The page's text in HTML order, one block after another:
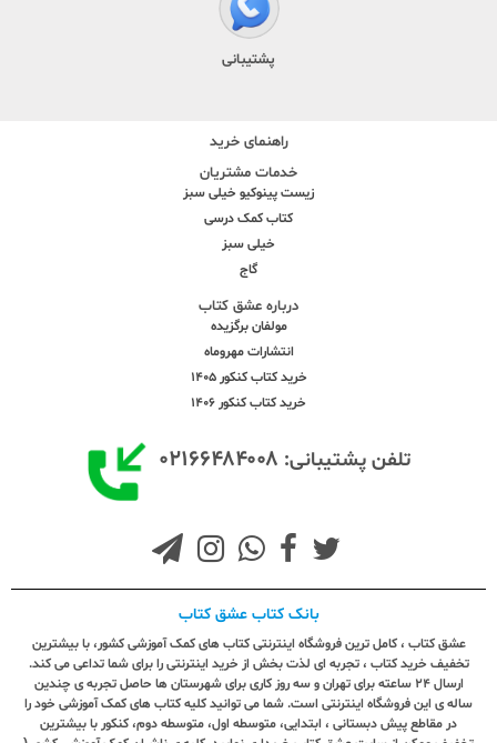
پشتیبانی
راهنمای خرید
خدمات مشتریان
زیست پینوکیو خیلی سبز
کتاب کمک درسی
خیلی سبز
گاج
درباره عشق کتاب
مولفان برگزیده
انتشارات مهروماه
خرید کتاب کنکور 1405
خرید کتاب کنکور 1406
تلفن پشتیبانی: ۰۲۱۶۶۴۸۴۰۰۸
بانک کتاب عشق کتاب
عشق کتاب ، کامل ترین فروشگاه اینترنتی کتاب های کمک آموزشی کشور، با بیشترین
تخفیف خرید کتاب ، تجربه ای لذت بخش از خرید اینترنتی را برای شما تداعی می کند.
ارسال ٢٤ ساعته برای تهران و سه روز کاری برای شهرستان ها حاصل تجربه ی چندین
ساله ی این فروشگاه اینترنتی است. شما می توانید کلیه کتاب های کمک آموزشی خود را
در مقاطع پیش دبستانی ، ابتدایی، متوسطه اول، متوسطه دوم، کنکور با بیشترین